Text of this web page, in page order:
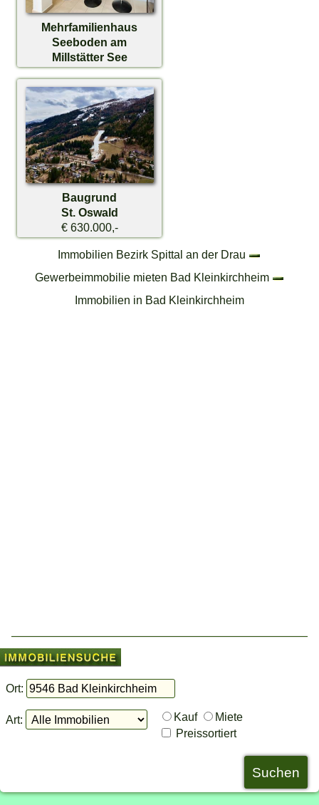
Mehrfamilienhaus
Seeboden am
Millstätter See
€ 859.000,-
Baugrund
St. Oswald
€ 630.000,-
Immobilien Bezirk Spittal an der Drau
Gewerbeimmobilie mieten Bad Kleinkirchheim
Immobilien in Bad Kleinkirchheim
Ort:
Art: Kauf
Miete
Preissortiert